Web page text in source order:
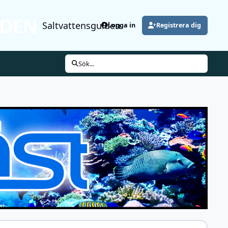
SaltvattensguidenLogga in Registrera dig
Sök...